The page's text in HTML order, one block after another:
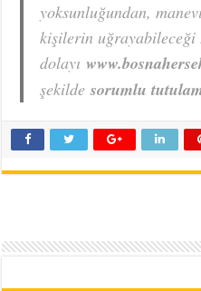
yoksunluğundan,
kişilerin uğrayabileceği
dolayı
şekildesorumlu